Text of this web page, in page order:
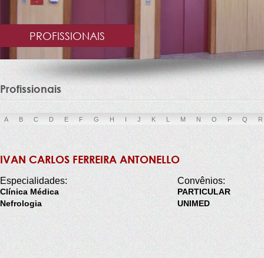
PROFISSIONAIS
Profissionais
A B C D E F G H I J K L M N O P Q R
IVAN CARLOS FERREIRA ANTONELLO
Especialidades:
Clínica Médica
Nefrologia
Convênios:
PARTICULAR
UNIMED